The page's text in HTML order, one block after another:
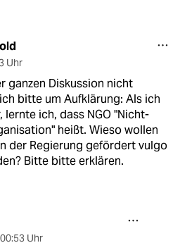
Uhr
ganzen Diskussion nicht
bitte um Aufklärung: Als ich
lernte ich, dass NGO "Nicht-
heißt. Wieso wollen
der Regierung gefördert vulgo
Bitte bitte erklären.
00:53 Uhr